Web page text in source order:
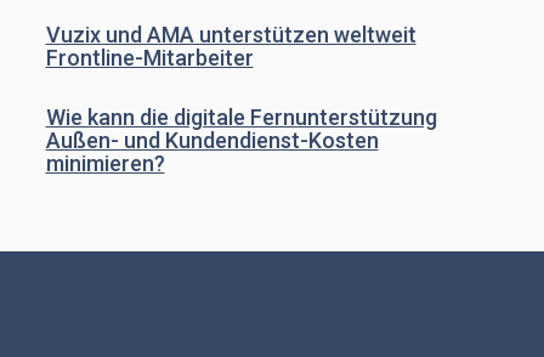
Vuzix und AMA unterstützen weltweit
Frontline-Mitarbeiter
Wie kann die digitale Fernunterstützung
Außen- und Kundendienst-Kosten
minimieren?